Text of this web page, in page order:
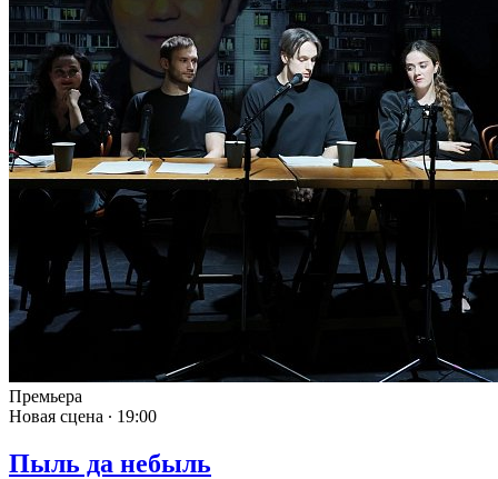
Премьера
Новая сцена ∙ 19:00
Пыль да небыль